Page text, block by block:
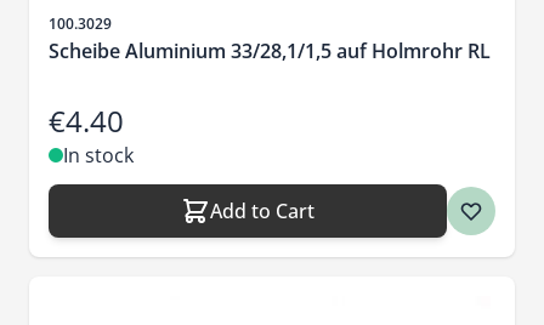
Sku
100.3029
Scheibe Aluminium 33/28,1/1,5 auf Holmrohr RL
€4.40
In stock
Add to Cart